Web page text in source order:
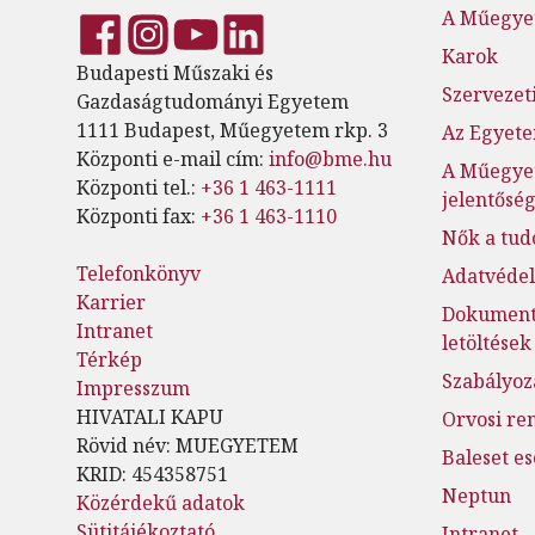
Budapesti Műszaki és
Gazdaságtudományi Egyetem
1111 Budapest, Műegyetem rkp. 3
Központi e-mail cím: info@bme.hu
Központi tel.: +36 1 463-1111
Központi fax: +36 1 463-1110
Telefonkönyv
Karrier
Intranet
Térkép
Impresszum
HIVATALI KAPU
Rövid név: MUEGYETEM
KRID: 454358751
Közérdekű adatok
A
Karok
Az
A
Nők a
letöltések
Orvosi
Baleset
Neptun